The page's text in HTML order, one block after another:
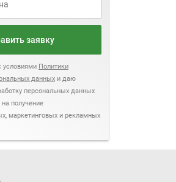
заявку
условиями Политики
данных и даю
персональных данных
получение
маркетинговых и рекламных